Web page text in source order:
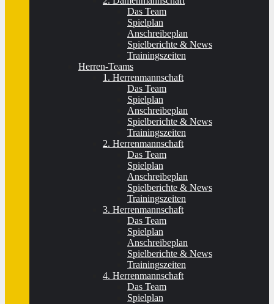
Das Team
Spielplan
Anschreibeplan
Spielberichte & News
Trainingszeiten
Herren-Teams
1. Herrenmannschaft
Das Team
Spielplan
Anschreibeplan
Spielberichte & News
Trainingszeiten
2. Herrenmannschaft
Das Team
Spielplan
Anschreibeplan
Spielberichte & News
Trainingszeiten
3. Herrenmannschaft
Das Team
Spielplan
Anschreibeplan
Spielberichte & News
Trainingszeiten
4. Herrenmannschaft
Das Team
Spielplan